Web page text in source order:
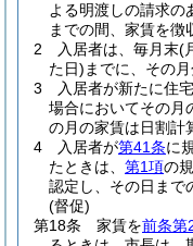
よる明渡しの請求の
までの間、家賃を徴
2
入居者は、毎月末(
た日) までに、その
3
入居者が新たに住
場合においてその月
の月の家賃は日割計
4
入居者が第41条に
たときは、 第1項の
認定し、その日まで
(督促)
第18条
家賃を前条第